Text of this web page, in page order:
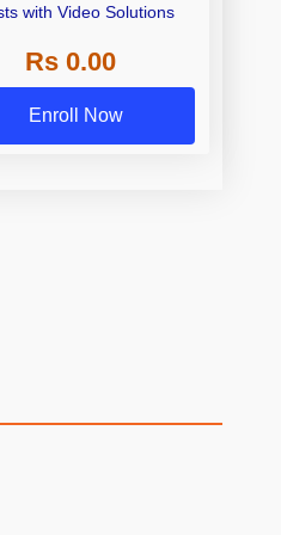
with Video Solutions
Rs 0.00
Enroll Now